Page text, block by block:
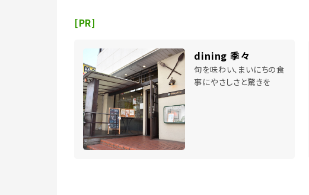
[PR]
dining 季々
旬を味わい、まいにちの食
事にやさしさと驚きを